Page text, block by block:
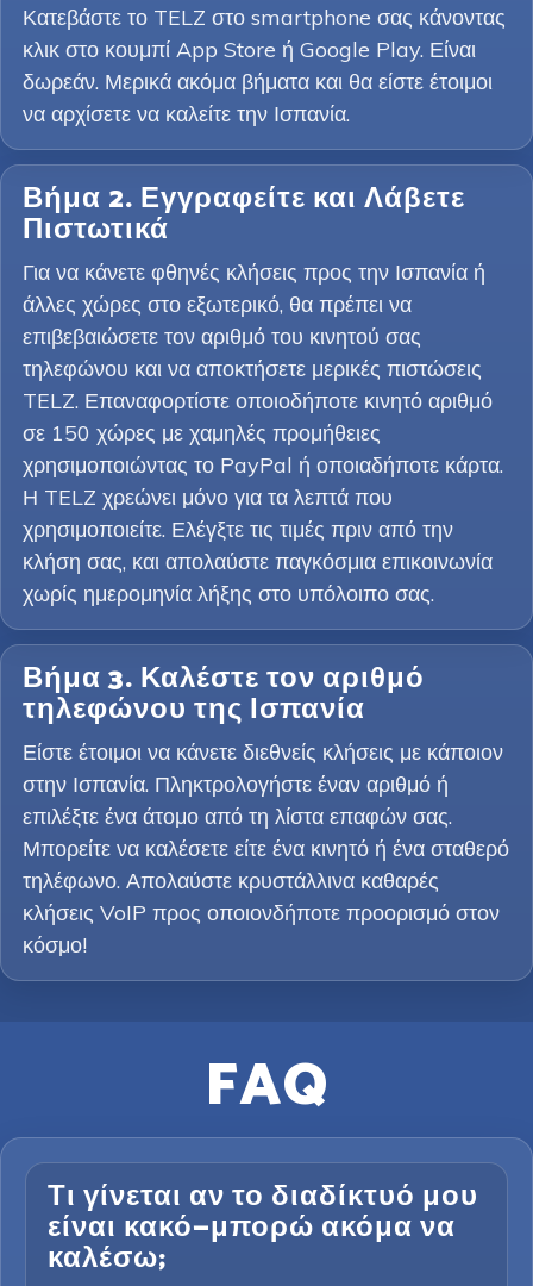
Κατεβάστε το TELZ στο smartphone σας κάνοντας
κλικ στο κουμπί App Store ή Google Play. Είναι
δωρεάν. Μερικά ακόμα βήματα και θα είστε έτοιμοι
να αρχίσετε να καλείτε την Ισπανία.
Βήμα 2. Εγγραφείτε και Λάβετε
Πιστωτικά
Για να κάνετε φθηνές κλήσεις προς την Ισπανία ή
άλλες χώρες στο εξωτερικό, θα πρέπει να
επιβεβαιώσετε τον αριθμό του κινητού σας
τηλεφώνου και να αποκτήσετε μερικές πιστώσεις
TELZ. Επαναφορτίστε οποιοδήποτε κινητό αριθμό
σε 150 χώρες με χαμηλές προμήθειες
χρησιμοποιώντας το PayPal ή οποιαδήποτε κάρτα.
Η TELZ χρεώνει μόνο για τα λεπτά που
χρησιμοποιείτε. Ελέγξτε τις τιμές πριν από την
κλήση σας, και απολαύστε παγκόσμια επικοινωνία
χωρίς ημερομηνία λήξης στο υπόλοιπο σας.
Βήμα 3. Καλέστε τον αριθμό
τηλεφώνου της Ισπανία
Είστε έτοιμοι να κάνετε διεθνείς κλήσεις με κάποιον
στην Ισπανία. Πληκτρολογήστε έναν αριθμό ή
επιλέξτε ένα άτομο από τη λίστα επαφών σας.
Μπορείτε να καλέσετε είτε ένα κινητό ή ένα σταθερό
τηλέφωνο. Απολαύστε κρυστάλλινα καθαρές
κλήσεις VoIP προς οποιονδήποτε προορισμό στον
κόσμο!
FAQ
Τι γίνεται αν το διαδίκτυό μου
είναι κακό—μπορώ ακόμα να
καλέσω;